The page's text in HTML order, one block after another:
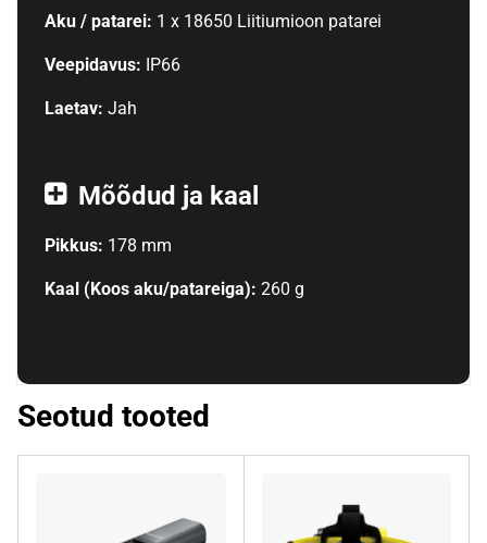
Aku / patarei: 1 x 18650 Liitiumioon patarei
Veepidavus: IP66
Laetav: Jah
Mõõdud ja kaal
Pikkus: 178 mm
Kaal (Koos aku/patareiga): 260 g
Seotud tooted